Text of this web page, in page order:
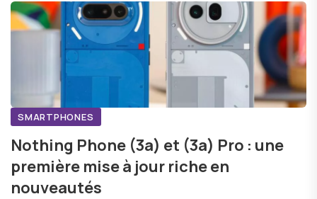
SMARTPHONES
Nothing Phone (3a) et (3a) Pro : une
première mise à jour riche en
nouveautés